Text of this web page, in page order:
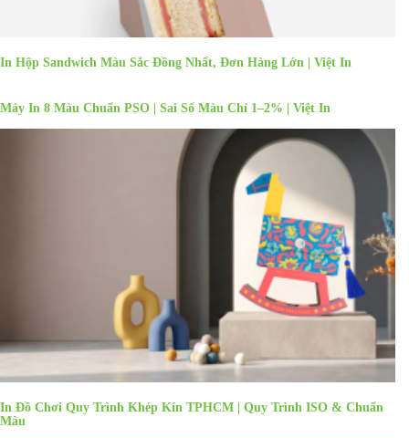
In Hộp Sandwich Màu Sắc Đồng Nhất, Đơn Hàng Lớn | Việt In
Máy In 8 Màu Chuẩn PSO | Sai Số Màu Chỉ 1–2% | Việt In
In Đồ Chơi Quy Trình Khép Kín TPHCM | Quy Trình ISO & Chuẩn
Màu